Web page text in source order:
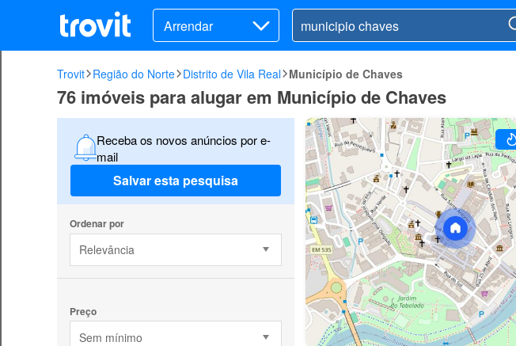
Arrendar
Trovit Região do Norte Distrito de Vila Real Município de Chaves
76 imóveis para alugar em Município de Chaves
Receba os novos anúncios por e-
mail
Salvar esta pesquisa
Ordenar por
Relevância
Preço
Sem mínimo